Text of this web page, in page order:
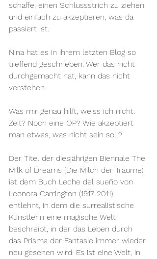
schaffe, einen Schlussstrich zu ziehen
und einfach zu akzeptieren, was da
passiert ist.
Nina hat es in ihrem letzten Blog so
treffend geschrieben: Wer das nicht
durchgemacht hat, kann das nicht
verstehen.
Was mir genau hilft, weiss ich nicht.
Zeit? Noch eine OP? Wie akzeptiert
man etwas, was nicht sein soll?
Der Titel der diesjährigen Biennale The
Milk of Dreams (Die Milch der Träume)
ist dem Buch Leche del sueño von
Leonora Carrington (1917-2011)
entlehnt, in dem die surrealistische
Künstlerin eine magische Welt
beschreibt, in der das Leben durch
das Prisma der Fantasie immer wieder
neu gesehen wird. Es ist eine Welt, in